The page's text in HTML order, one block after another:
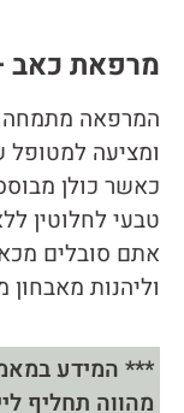
מרפאת כאב
המרפאה מתמחה
ומציעה
כאשר כולן
טבעי לחלוטין
אתם סובלים
וליהנות
*** המידע
מהווה תחליף